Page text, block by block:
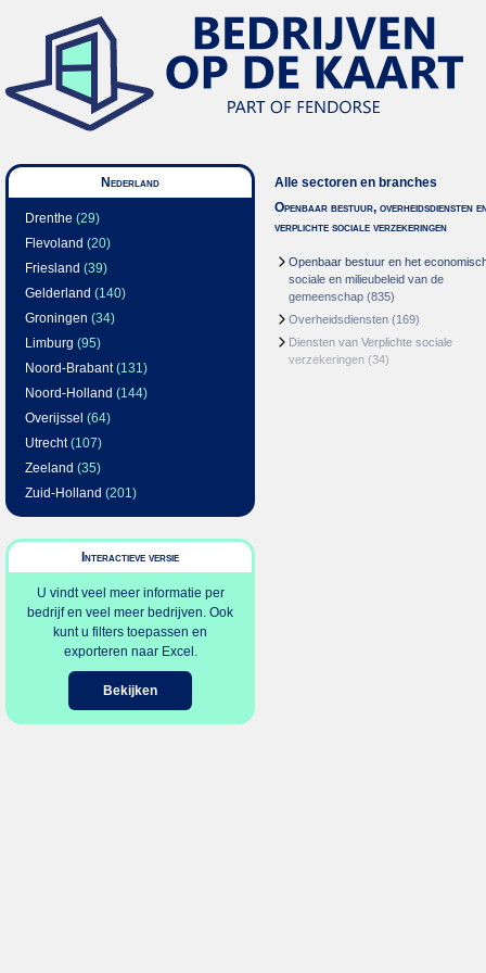
Nederland
Drenthe (29)
Flevoland (20)
Friesland (39)
Gelderland (140)
Groningen (34)
Limburg (95)
Noord-Brabant(131)
Noord-Holland (144)
Overijssel (64)
Utrecht(107)
Zeeland (35)
Zuid-Holland (201)
Interactieve versie
U vindt veel meer informatie per
bedrijf en veel meer bedrijven. Ook
kunt u filters toepassen en
exporteren naar Excel.
Bekijken
Alle sectoren en branches
Openbaar bestuur, overheidsdiensten
verplichte sociale verzekeringen
Openbaar bestuur en het
sociale en milieubeleid van de
gemeenschap (835)
Overheidsdiensten (169)
Diensten van Verplichte sociale
verzekeringen (34)